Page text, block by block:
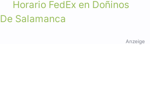
Horario FedEx en Doñinos
De Salamanca
Anzeige